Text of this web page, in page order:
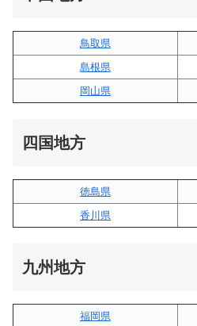
鳥取県
島根県
岡山県
四国地方
徳島県
香川県
九州地方
福岡県